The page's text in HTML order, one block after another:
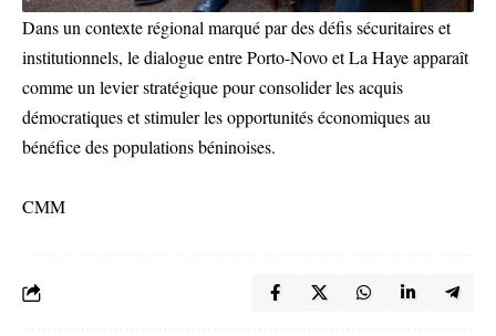
Dans un contexte régional marqué par des défis sécuritaires et
institutionnels, le dialogue entre Porto-Novo et La Haye apparaît
comme un levier stratégique pour consolider les acquis
démocratiques et stimuler les opportunités économiques au
bénéfice des populations béninoises.
CMM